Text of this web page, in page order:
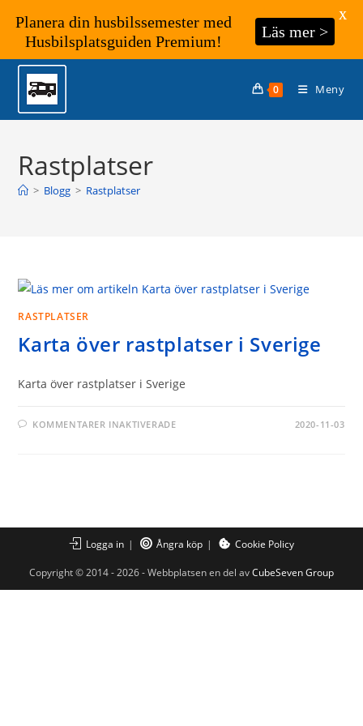
Hoppa
innehållet
0 Meny
Rastplatser
> Blogg > Rastplatser
RASTPLATSER
Karta över rastplatser i Sverige
Karta över rastplatser i Sverige
KOMMENTARER INAKTIVERADEFÖR 2020-11-03
Logga in Ångra köp Cookie Policy
Copyright © 2014 - 2026 - Webbplatsen en del avCubeSeven Group
Planera din husbilssemester med
Husbilsplatsguiden Premium!
Läs mer >
X